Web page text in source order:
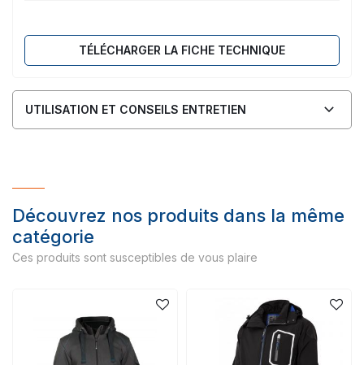
TÉLÉCHARGER LA FICHE TECHNIQUE
UTILISATION ET CONSEILS ENTRETIEN
Découvrez nos produits dans la même
catégorie
Ces produits sont susceptibles de vous plaire